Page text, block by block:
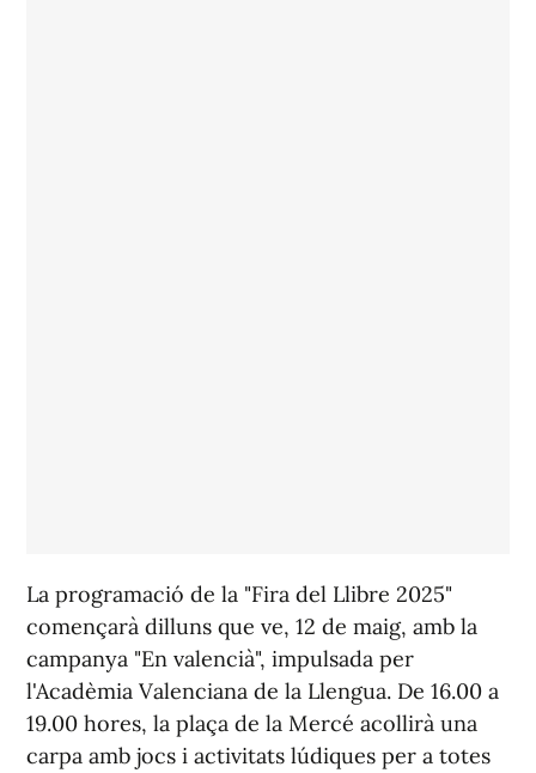
La programació de la "Fira del Llibre 2025"
començarà dilluns que ve, 12 de maig, amb la
campanya "En valencià", impulsada per
l'Acadèmia Valenciana de la Llengua. De 16.00 a
19.00 hores, la plaça de la Mercé acollirà una
carpa amb jocs i activitats lúdiques per a totes